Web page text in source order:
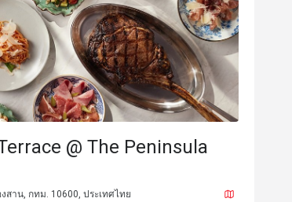
@ The Peninsula
สาน, กทม. 10600, ประเทศไทย